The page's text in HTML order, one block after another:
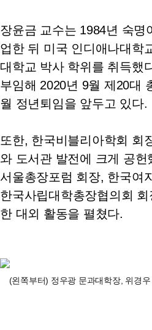
장윤금 교수는 1984년 숙명
업한 뒤 미국 인디애나대학
대학교 박사 학위를 취득했
부임해 2020년 9월 제20대
월 정년퇴임을 앞두고 있다.
또한, 한국비블리아학회 회
와 도서관 발전에 크게 공
서울총장포럼 회장, 한국여
한국사립대학총장협의회
한 대외 활동을 펼쳤다.
(왼쪽부터) 정우광 문과대학장, 위경